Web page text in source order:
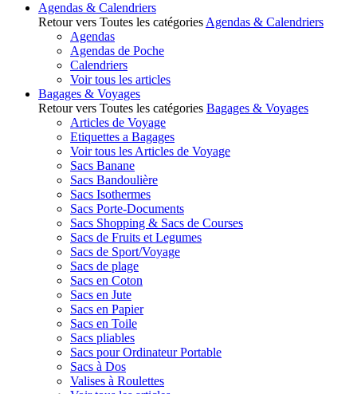
Agendas & Calendriers
Retour vers Toutes les catégories Agendas & Calendriers
Agendas
Agendas de Poche
Calendriers
Voir tous les articles
Bagages & Voyages
Retour vers Toutes les catégories Bagages & Voyages
Articles de Voyage
Etiquettes a Bagages
Voir tous les Articles de Voyage
Sacs Banane
Sacs Bandoulière
Sacs Isothermes
Sacs Porte-Documents
Sacs Shopping & Sacs de Courses
Sacs de Fruits et Legumes
Sacs de Sport/Voyage
Sacs de plage
Sacs en Coton
Sacs en Jute
Sacs en Papier
Sacs en Toile
Sacs pliables
Sacs pour Ordinateur Portable
Sacs à Dos
Valises à Roulettes